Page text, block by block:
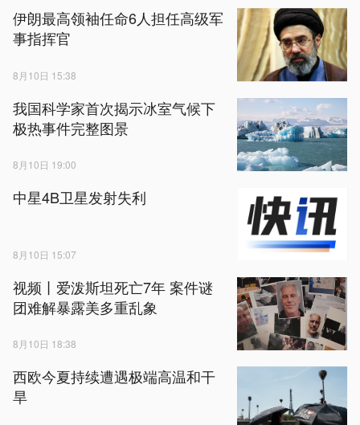
伊朗最高领袖任命6人担任高级军
事指挥官
8月10日 15:38
我国科学家首次揭示冰室气候下
极热事件完整图景
8月10日 19:00
中星4B卫星发射失利
8月10日 15:07
视频丨爱泼斯坦死亡7年 案件谜
团难解暴露美多重乱象
8月10日 18:38
西欧今夏持续遭遇极端高温和干
旱